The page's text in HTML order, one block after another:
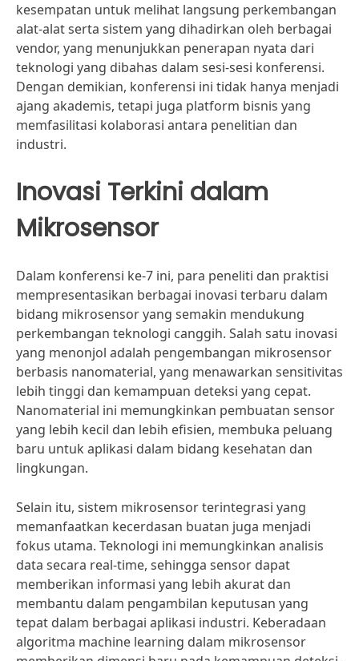
kesempatan untuk melihat langsung perkembangan
alat-alat serta sistem yang dihadirkan oleh berbagai
vendor, yang menunjukkan penerapan nyata dari
teknologi yang dibahas dalam sesi-sesi konferensi.
Dengan demikian, konferensi ini tidak hanya menjadi
ajang akademis, tetapi juga platform bisnis yang
memfasilitasi kolaborasi antara penelitian dan
industri.
Inovasi Terkini dalam
Mikrosensor
Dalam konferensi ke-7 ini, para peneliti dan praktisi
mempresentasikan berbagai inovasi terbaru dalam
bidang mikrosensor yang semakin mendukung
perkembangan teknologi canggih. Salah satu inovasi
yang menonjol adalah pengembangan mikrosensor
berbasis nanomaterial, yang menawarkan sensitivitas
lebih tinggi dan kemampuan deteksi yang cepat.
Nanomaterial ini memungkinkan pembuatan sensor
yang lebih kecil dan lebih efisien, membuka peluang
baru untuk aplikasi dalam bidang kesehatan dan
lingkungan.
Selain itu, sistem mikrosensor terintegrasi yang
memanfaatkan kecerdasan buatan juga menjadi
fokus utama. Teknologi ini memungkinkan analisis
data secara real-time, sehingga sensor dapat
memberikan informasi yang lebih akurat dan
membantu dalam pengambilan keputusan yang
tepat dalam berbagai aplikasi industri. Keberadaan
algoritma machine learning dalam mikrosensor